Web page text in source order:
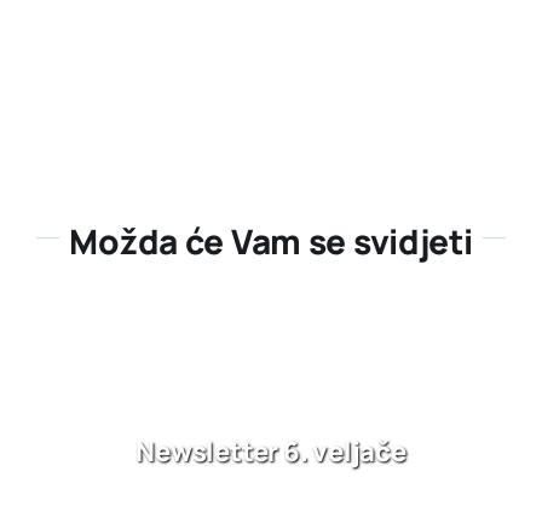
Možda će Vam se svidjeti
Newsletter 6. veljače